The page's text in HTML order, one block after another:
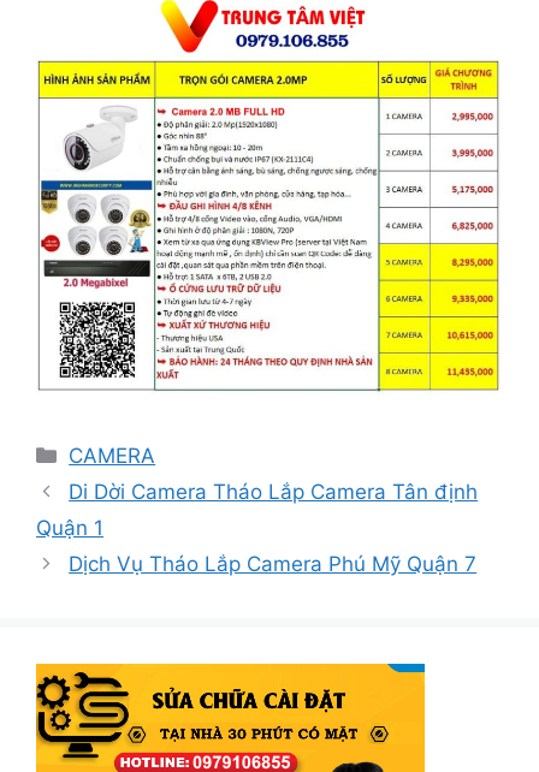
Danh
mục
CAMERA
Di Dời Camera Tháo Lắp Camera Tân định
Quận 1
Dịch Vụ Tháo Lắp Camera Phú Mỹ Quận 7